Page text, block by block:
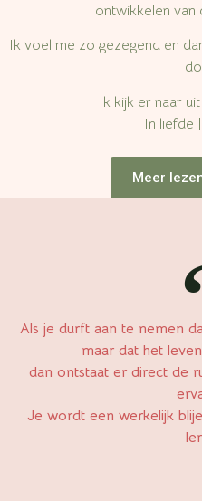
ontwikkelen van
Ik voel me zo gezegend en
Ik kijk er naar
In liefde
Meer
Als je durft aan te nemen
maar dat het
dan ontstaat er direct de
Je wordt een werkelijk